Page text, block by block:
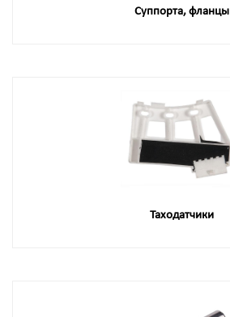
Суппорта, фланцы
Таходатчики